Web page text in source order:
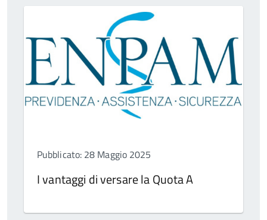
Pubblicato: 28 Maggio 2025
I vantaggi di versare la Quota A